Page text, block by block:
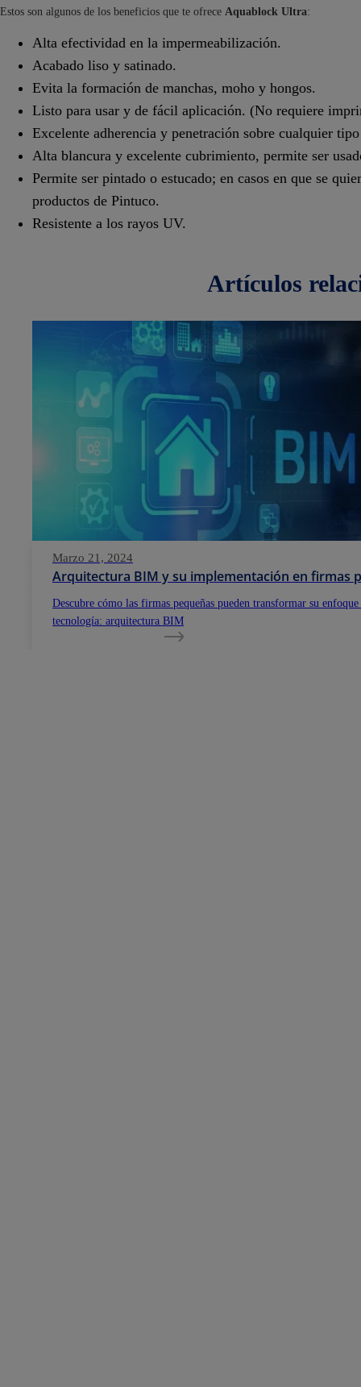
Estos son algunos de los beneficios que te ofrece Aquablock Ultra:
Alta efectividad en la impermeabilización.
Acabado liso y satinado.
Evita la formación de manchas, moho y hongos.
Listo para usar y de fácil aplicación. (No requiere
Excelente adherencia y penetración sobre cualquier
Alta blancura y excelente cubrimiento, permite ser
Permite ser pintado o estucado; en casos en que se
productos de Pintuco.
Resistente a los rayos UV.
artículos
Marzo 21, 2024
Arquitectura BIM y su implementación en firmas
Descubre cómo las firmas pequeñas pueden transformar su
tecnología: arquitectura BIM